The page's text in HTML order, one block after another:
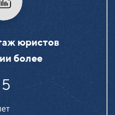
юристов
более